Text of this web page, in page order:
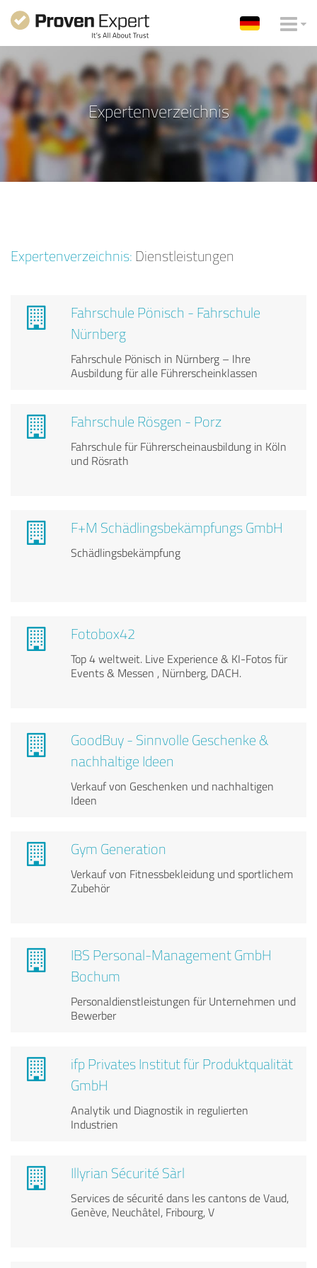
Expertenverzeichnis
Expertenverzeichnis: Dienstleistungen
Fahrschule Pönisch - Fahrschule
Nürnberg
Fahrschule Pönisch in Nürnberg – Ihre
Ausbildung für alle Führerscheinklassen
Fahrschule Rösgen - Porz
Fahrschule für Führerscheinausbildung in Köln
und Rösrath
F+M Schädlingsbekämpfungs GmbH
Schädlingsbekämpfung
Fotobox42
Top 4 weltweit. Live Experience & KI-Fotos für
Events & Messen , Nürnberg, DACH.
GoodBuy - Sinnvolle Geschenke &
nachhaltige Ideen
Verkauf von Geschenken und nachhaltigen
Ideen
Gym Generation
Verkauf von Fitnessbekleidung und sportlichem
Zubehör
IBS Personal-Management GmbH
Bochum
Personaldienstleistungen für Unternehmen und
Bewerber
ifp Privates Institut für Produktqualität
GmbH
Analytik und Diagnostik in regulierten
Industrien
Illyrian Sécurité Sàrl
Services de sécurité dans les cantons de Vaud,
Genève, Neuchâtel, Fribourg, V